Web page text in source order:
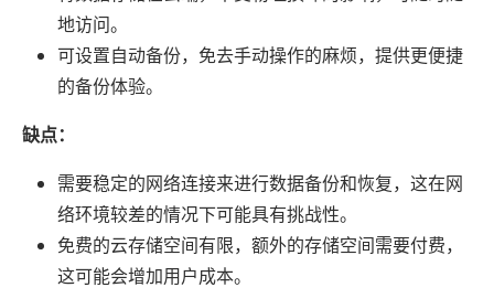
地访问。
可设置自动备份，免去手动操作的麻烦，提供更便捷
的备份体验。
缺点：
需要稳定的网络连接来进行数据备份和恢复，这在网
络环境较差的情况下可能具有挑战性。
免费的云存储空间有限，额外的存储空间需要付费，
这可能会增加用户成本。